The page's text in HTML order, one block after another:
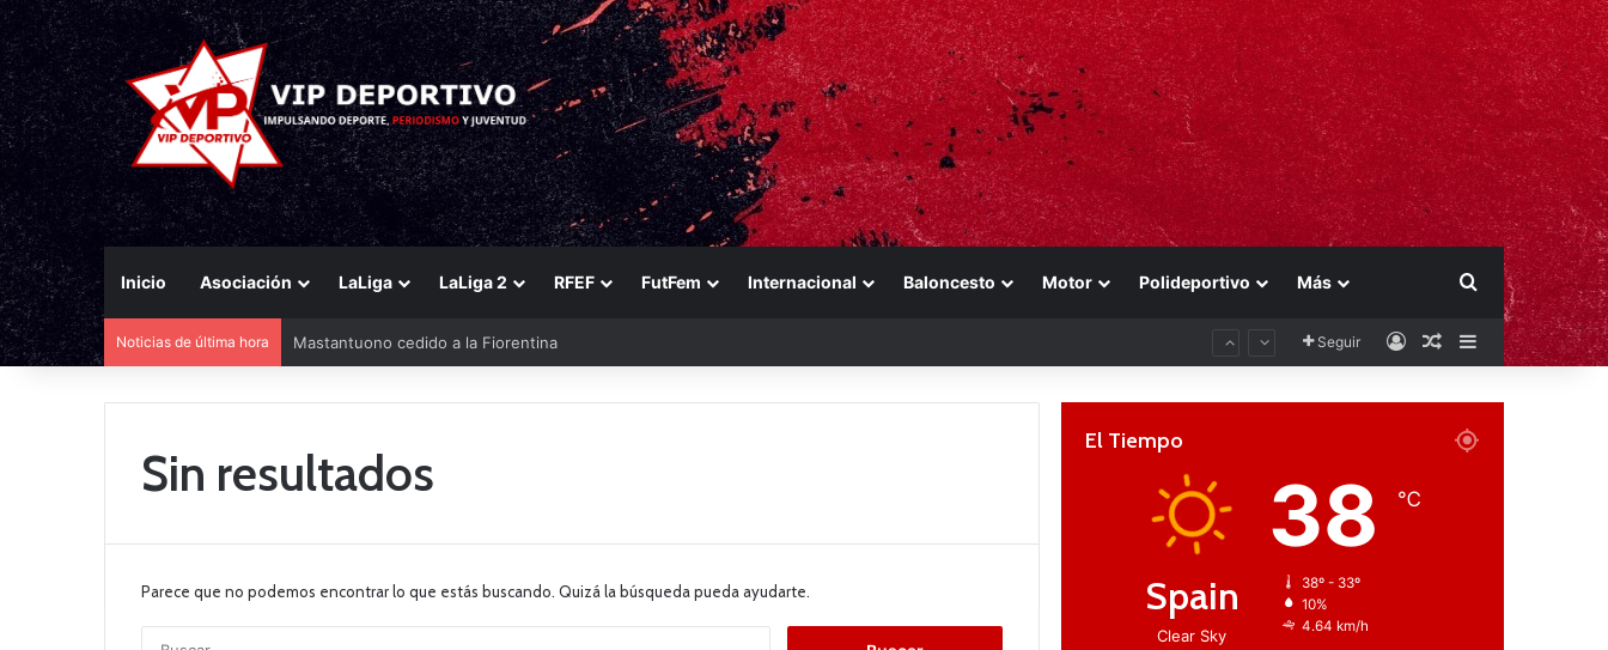
Inicio Asociación LaLiga LaLiga 2 RFEF FutFem Internacional Baloncesto Motor Polideportivo Más Buscar por
Noticias de última hora Mastantuono cedido a la Fiorentina Seguir AccesoPublicación al
Barra lateral
Sin resultados
Parece que no podemos encontrar lo que estás buscando. Quizá la búsqueda pueda ayudarte.
El Tiempo
Spain
Clear Sky
38 ℃
38º - 33º
10%
4.64 km/h